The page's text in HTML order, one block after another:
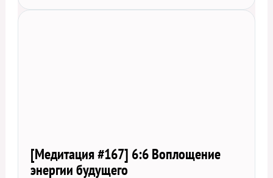
[Медитация #167] 6:6 Воплощение
энергии будущего